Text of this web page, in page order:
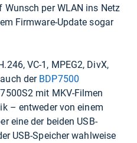
per WLAN ins Netz
Firmware-Update sogar
VC-1, MPEG2, DivX,
der BDP7500
mit MKV-Filmen
– entweder von einem
eine der beiden USB-
USB-Speicher wahlweise